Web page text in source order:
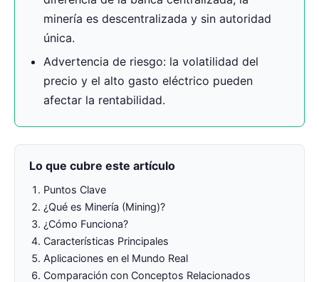
minería es descentralizada y sin autoridad
única.
Advertencia de riesgo: la volatilidad del
precio y el alto gasto eléctrico pueden
afectar la rentabilidad.
Lo que cubre este artículo
Puntos Clave
¿Qué es Minería (Mining)?
¿Cómo Funciona?
Características Principales
Aplicaciones en el Mundo Real
Comparación con Conceptos Relacionados